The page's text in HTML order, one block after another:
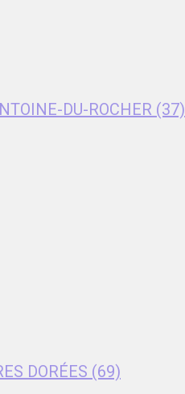
DU-ROCHER (37)
DORÉES (69)